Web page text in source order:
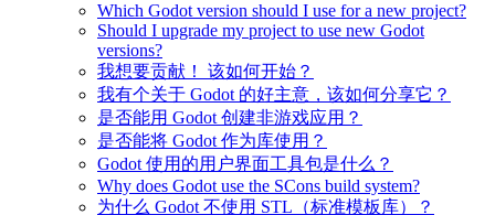
Which Godot version should I use for a new project?
Should I upgrade my project to use new Godot
versions?
我想要贡献！ 该如何开始？
我有个关于 Godot 的好主意，该如何分享它？
是否能用 Godot 创建非游戏应用？
是否能将 Godot 作为库使用？
Godot 使用的用户界面工具包是什么？
Why does Godot use the SCons build system?
为什么 Godot 不使用 STL（标准模板库）？